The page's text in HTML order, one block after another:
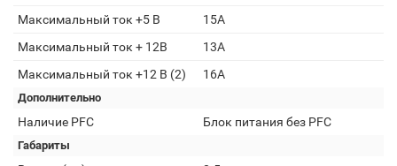
Максимальный ток +5 В
15А
Максимальный ток + 12В
13А
Максимальный ток +12 В (2)
16А
Дополнительно
Наличие PFC Блок питания без PFC
Габариты